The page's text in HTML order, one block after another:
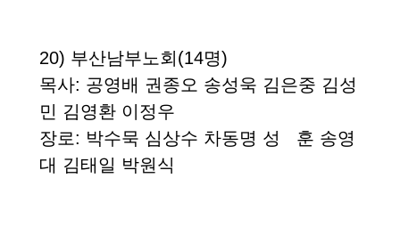
20) 부산남부노회 (14명)
목사: 공영배 권종오 송성욱 김은중 김성
민 김영환 이정우
장로: 박수묵 심상수 차동명 성 훈 송영
대 김태일 박원식